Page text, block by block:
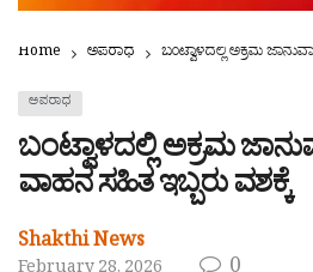
Home ಅಪರಾಧ ಬಂಟ್ವಾಳದಲ್ಲಿ ಅಕ್ರಮ
ಅಪರಾಧ
ಬಂಟ್ವಾಳದಲ್ಲಿ ಅಕ್ರಮ
ವಾಹನ ಸಹಿತ ಇಬ್ಬರು ವಶಕ್ಕೆ
Shakthi News